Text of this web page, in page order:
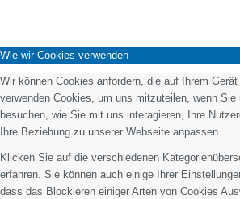
Wie wir Cookies verwenden
Wir können Cookies anfordern, die auf Ihrem
verwenden Cookies, um uns mitzuteilen, wenn Sie
besuchen, wie Sie mit uns interagieren, Ihre
Ihre Beziehung zu unserer Webseite anpassen.
Klicken Sie auf die verschiedenen
erfahren. Sie können auch einige Ihrer
dass das Blockieren einiger Arten von Cookies